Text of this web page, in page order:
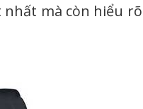
mà còn hiểu